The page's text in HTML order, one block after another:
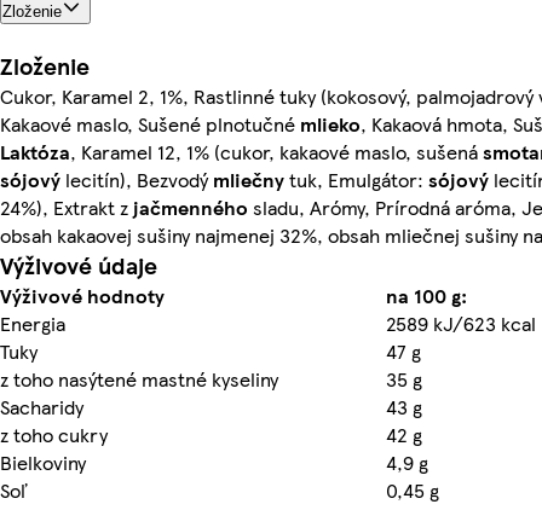
Zloženie
Zloženie
Cukor, Karamel 2, 1%, Rastlinné tuky (kokosový,
Kakaové maslo, Sušené plnotučné mlieko, Kakaová hmota,
Laktóza, Karamel 12, 1% (cukor, kakaové maslo, sušená
sójový lecitín), Bezvodýmliečnytuk, Emulgátor: sójový
24%), Extrakt z jačmenného sladu, Arómy, Prírodná aróma,
obsah kakaovej sušiny najmenej 32%, obsah mliečnej sušiny
Výživové údaje
Výživové hodnoty
na 100 g:
Energia
2589 kJ/623 kcal
Tuky
47 g
z toho nasýtené mastné kyseliny
35 g
Sacharidy
43 g
z toho cukry
42 g
Bielkoviny
4,9 g
Soľ
0,45 g